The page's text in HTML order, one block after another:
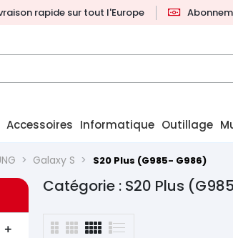
rapide sur tout l'Europe
Accessoires Informatique Outillage
Galaxy S S20 Plus (G985- G986)
add
Catégorie : S20 Plus